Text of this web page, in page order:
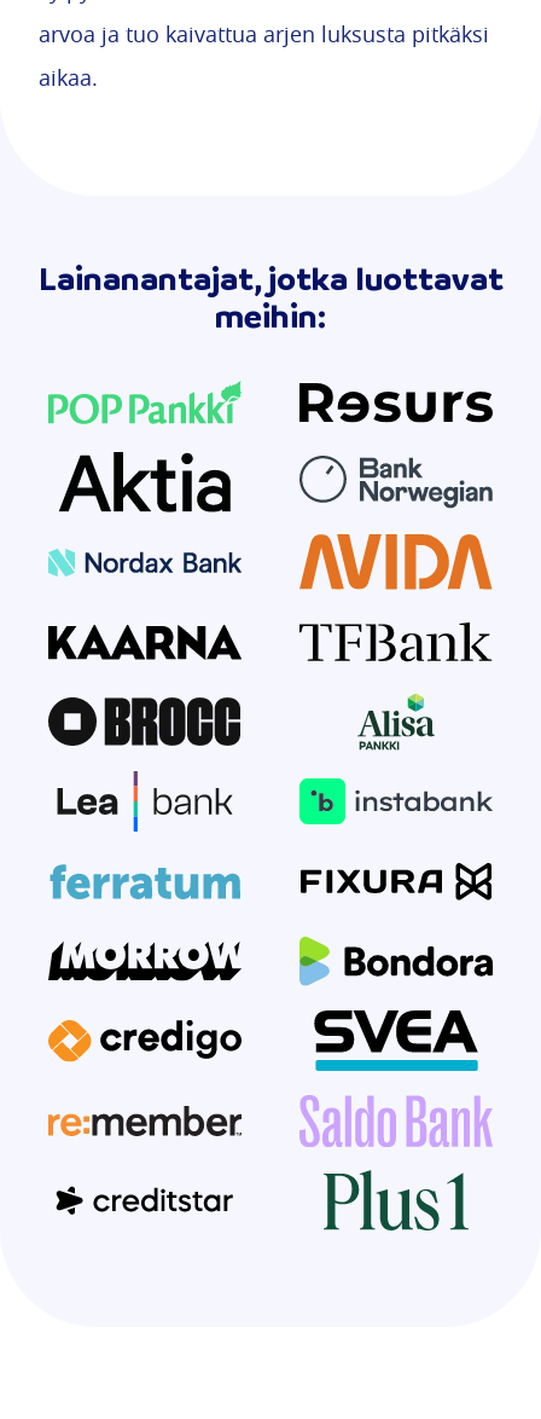
arvoa ja tuo kaivattua arjen luksusta pitkäksi
aikaa.
Lainanantajat, jotka luottavat
meihin: